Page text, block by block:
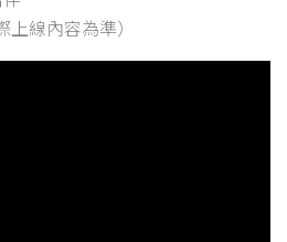
上線內容為準）